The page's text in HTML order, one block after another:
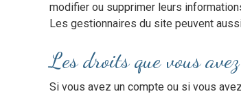
modifier ou supprimer leurs
Les gestionnaires du site peuvent
Les droits que vous
Si vous avez un compte ou si vous